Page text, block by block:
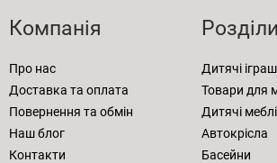
Компанія
Про нас
Доставка та оплата
Повернення та обмін
Наш блог
Контакти
Розділи
Дитячі
Товари для
Дитячі меблі
Автокрісла
Басейни